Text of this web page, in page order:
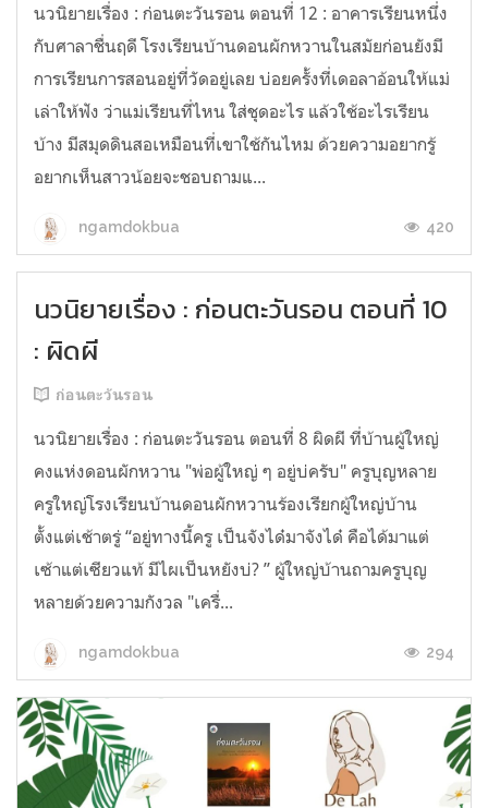
นวนิยายเรื่อง : ก่อนตะวันรอน ตอนที่ 12 : อาคารเรียนหนึ่ง
กับศาลาชื่นฤดี โรงเรียนบ้านดอนผักหวานในสมัยก่อนยังมี
การเรียนการสอนอยู่ที่วัดอยู่เลย บ่อยครั้งที่เดอลาอ้อนให้แม่
เล่าให้ฟัง ว่าแม่เรียนที่ไหน ใส่ชุดอะไร แล้วใช้อะไรเรียน
บ้าง มีสมุดดินสอเหมือนที่เขาใช้กันไหม ด้วยความอยากรู้
อยากเห็นสาวน้อยจะชอบถามแ...
ngamdokbua 420
นวนิยายเรื่อง : ก่อนตะวันรอน ตอนที่ 10
: ผิดผี
ก่อนตะวันรอน
นวนิยายเรื่อง : ก่อนตะวันรอน ตอนที่ 8 ผิดผี ที่บ้านผู้ใหญ่
คงแห่งดอนผักหวาน "พ่อผู้ใหญ่ ๆ อยู่บ่ครับ" ครูบุญหลาย
ครูใหญ่โรงเรียนบ้านดอนผักหวานร้องเรียกผู้ใหญ่บ้าน
ตั้งแต่เช้าตรู่ “อยู่ทางนี้ครู เป็นจังได๋มาจังได๋ คือได้มาแต่
เซ้าแต่เซียวแท้ มีไผเป็นหยังบ่? ” ผู้ใหญ่บ้านถามครูบุญ
หลายด้วยความกังวล "เครื่...
ngamdokbua 294